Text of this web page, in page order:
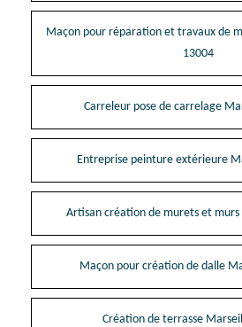
Maçon pour réparation et travaux de
13004
Carreleur pose de carrelage
Entreprise peinture extérieure
Artisan création de murets et
Maçon pour création de dalle
Création de terrasse